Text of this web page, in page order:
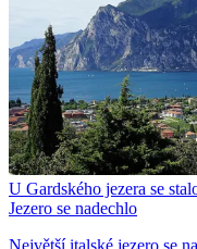
U Gardského jezera se
Jezero se nadechlo
Největší italské jezero se